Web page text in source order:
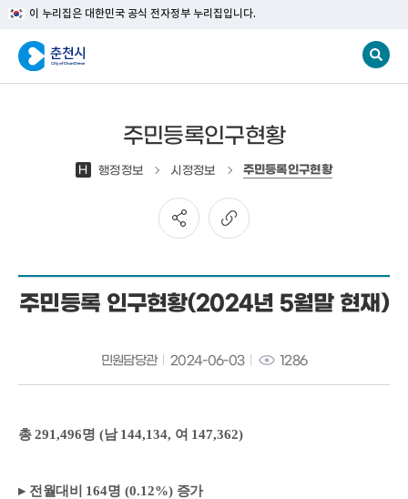
이 누리집은 대한민국 공식 전자정부 누리집입니다.
주민등록인구현황
H 행정정보 시정정보 주민등록인구현황
주민등록 인구현황(2024년 5월말 현재)
민원담당관 2024-06-03 1286
총291,496명 (남144,134, 여 147,362)
▸ 전월대비 164명 (0.12%) 증가